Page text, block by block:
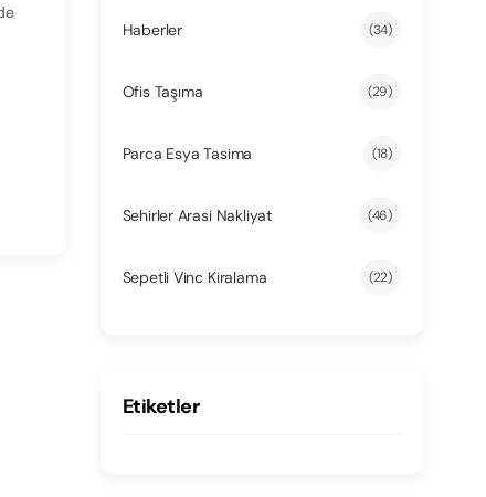
Haberler (34)
Ofis Taşıma (29)
Parca Esya Tasima (18)
Sehirler Arasi Nakliyat (46)
Sepetli Vinc Kiralama (22)
Etiketler